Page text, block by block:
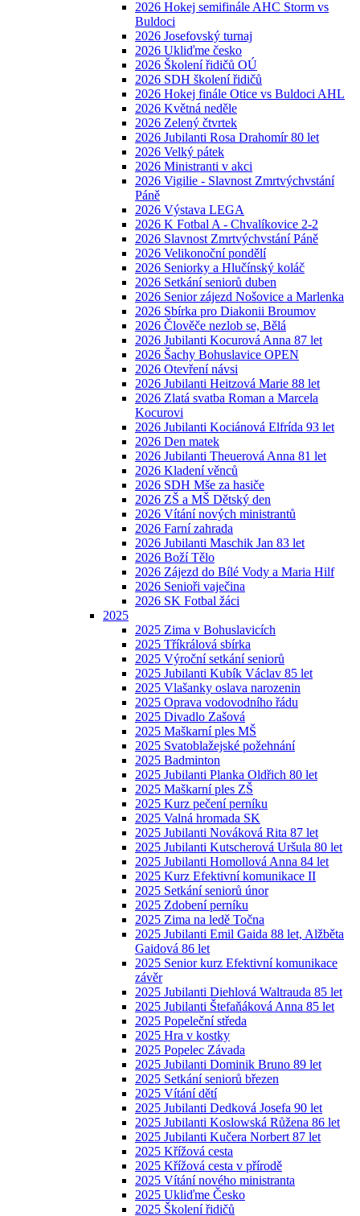
2026 Hokej semifinále AHC Storm vs
Buldoci
2026 Josefovský turnaj
2026 Ukliďme česko
2026 Školení řidičů OÚ
2026 SDH školení řidičů
2026 Hokej finále Otice vs Buldoci AHL
2026 Květná neděle
2026 Zelený čtvrtek
2026 Jubilanti Rosa Drahomír 80 let
2026 Velký pátek
2026 Ministranti v akci
2026 Vigilie - Slavnost Zmrtvýchvstání
Páně
2026 Výstava LEGA
2026 K Fotbal A - Chvalíkovice 2-2
2026 Slavnost Zmrtvýchvstání Páně
2026 Velikonoční pondělí
2026 Seniorky a Hlučínský koláč
2026 Setkání seniorů duben
2026 Senior zájezd Nošovice a Marlenka
2026 Sbírka pro Diakonii Broumov
2026 Člověče nezlob se, Bělá
2026 Jubilanti Kocurová Anna 87 let
2026 Šachy Bohuslavice OPEN
2026 Otevření návsi
2026 Jubilanti Heitzová Marie 88 let
2026 Zlatá svatba Roman a Marcela
Kocurovi
2026 Jubilanti Kociánová Elfrída 93 let
2026 Den matek
2026 Jubilanti Theuerová Anna 81 let
2026 Kladení věnců
2026 SDH Mše za hasiče
2026 ZŠ a MŠ Dětský den
2026 Vítání nových ministrantů
2026 Farní zahrada
2026 Jubilanti Maschik Jan 83 let
2026 Boží Tělo
2026 Zájezd do Bílé Vody a Maria Hilf
2026 Senioři vaječina
2026 SK Fotbal žáci
2025
2025 Zima v Bohuslavicích
2025 Tříkrálová sbírka
2025 Výroční setkání seniorů
2025 Jubilanti Kubík Václav 85 let
2025 Vlašanky oslava narozenin
2025 Oprava vodovodního řádu
2025 Divadlo Zašová
2025 Maškarní ples MŠ
2025 Svatoblažejské požehnání
2025 Badminton
2025 Jubilanti Planka Oldřich 80 let
2025 Maškarní ples ZŠ
2025 Kurz pečení perníku
2025 Valná hromada SK
2025 Jubilanti Nováková Rita 87 let
2025 Jubilanti Kutscherová Uršula 80 let
2025 Jubilanti Homollová Anna 84 let
2025 Kurz Efektivní komunikace II
2025 Setkání seniorů únor
2025 Zdobení perníku
2025 Zima na ledě Točna
2025 Jubilanti Emil Gaida 88 let, Alžběta
Gaidová 86 let
2025 Senior kurz Efektivní komunikace
závěr
2025 Jubilanti Diehlová Waltrauda 85 let
2025 Jubilanti Štefaňáková Anna 85 let
2025 Popeleční středa
2025 Hra v kostky
2025 Popelec Závada
2025 Jubilanti Dominik Bruno 89 let
2025 Setkání seniorů březen
2025 Vítání dětí
2025 Jubilanti Dedková Josefa 90 let
2025 Jubilanti Koslowská Růžena 86 let
2025 Jubilanti Kučera Norbert 87 let
2025 Křížová cesta
2025 Křížová cesta v přírodě
2025 Vítání nového ministranta
2025 Ukliďme Česko
2025 Školení řidičů